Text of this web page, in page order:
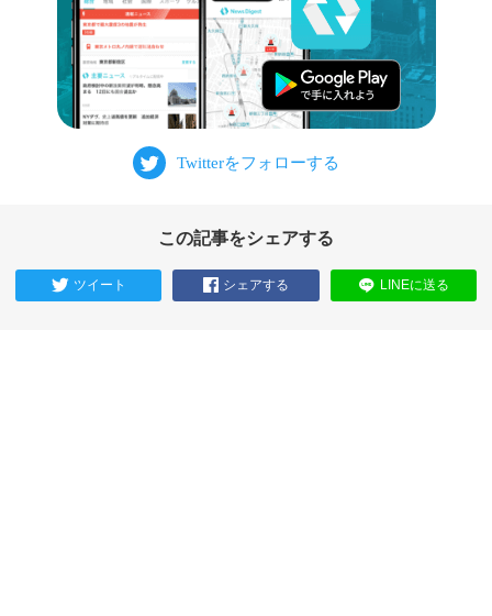
この記事をシェアする
ツイート シェアする LINEに送る